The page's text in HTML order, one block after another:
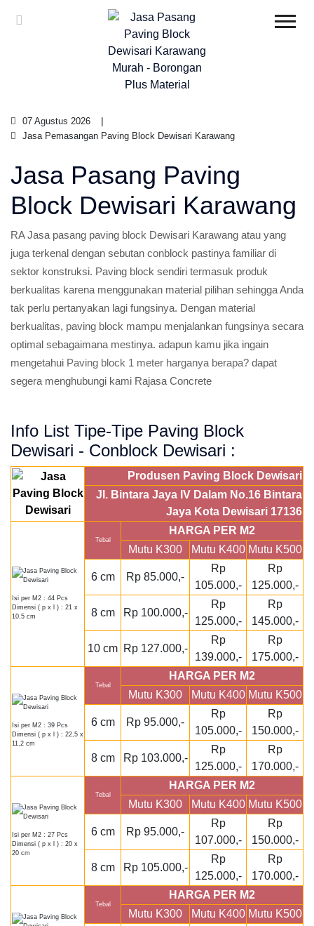
07 Agustus 2026
Jasa Pemasangan Paving Block Dewisari Karawang
Jasa Pasang Paving
Block Dewisari Karawang
RA Jasa pasang paving block Dewisari Karawang atau yang
juga terkenal dengan sebutan conblock pastinya familiar di
sektor konstruksi. Paving block sendiri termasuk produk
berkualitas karena menggunakan material pilihan sehingga Anda
tak perlu pertanyakan lagi fungsinya. Dengan material
berkualitas, paving block mampu menjalankan fungsinya secara
optimal sebagaimana mestinya. adapun kamu jika ingain
mengetahui Paving block 1 meter harganya berapa? dapat
segera menghubungi kami Rajasa Concrete
Info List Tipe-Tipe Paving Block
Dewisari - Conblock Dewisari :
Produsen Paving Block Dewisari
Jl. Bintara Jaya IV Dalam No.16 Bintara
Jaya Kota Dewisari 17136
Isi per M2 : 44 Pcs
Dimensi ( p x l ) : 21 x
10,5 cm
Tebal
HARGA PER M2
Mutu K300
Mutu K400 Mutu K500
6 cm Rp 85.000,-
Rp
105.000,-
Rp
125.000,-
8 cm Rp 100.000,-
Rp
125.000,-
Rp
145.000,-
10 cm Rp 127.000,-
Rp
139.000,-
Rp
175.000,-
Isi per M2 : 39 Pcs
Dimensi ( p x l ) : 22,5 x
11,2 cm
Tebal
HARGA PER M2
Mutu K300
Mutu K400 Mutu K500
6 cm Rp 95.000,-
Rp
105.000,-
Rp
150.000,-
8 cm Rp 103.000,-
Rp
125.000,-
Rp
170.000,-
Isi per M2 : 27 Pcs
Dimensi ( p x l ) : 20 x
20 cm
Tebal
HARGA PER M2
Mutu K300
Mutu K400 Mutu K500
6 cm Rp 95.000,-
Rp
107.000,-
Rp
150.000,-
8 cm Rp 105.000,-
Rp
125.000,-
Rp
170.000,-
Tebal
HARGA PER M2
Mutu K300
Mutu K400 Mutu K500